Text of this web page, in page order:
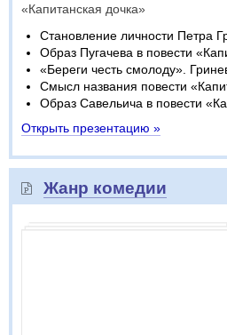
«Капитанская дочка»​
Становление личности Петра
Образ Пугачева в повести
«Береги честь смолоду».
Смысл названия повести
Образ Савельича в повести
Открыть презентацию »
Жанр комедии